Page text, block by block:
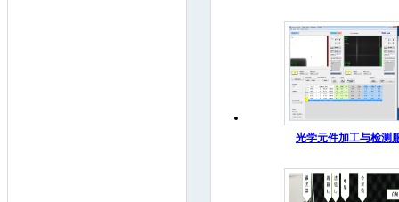
光学元件加工与检测